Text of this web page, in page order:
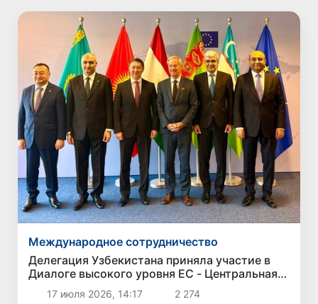
Международное сотрудничество
Делегация Узбекистана приняла участие в
Диалоге высокого уровня ЕС - Центральная
Азия по вопросам политики и безопасности
17 июля 2026, 14:17 2 274